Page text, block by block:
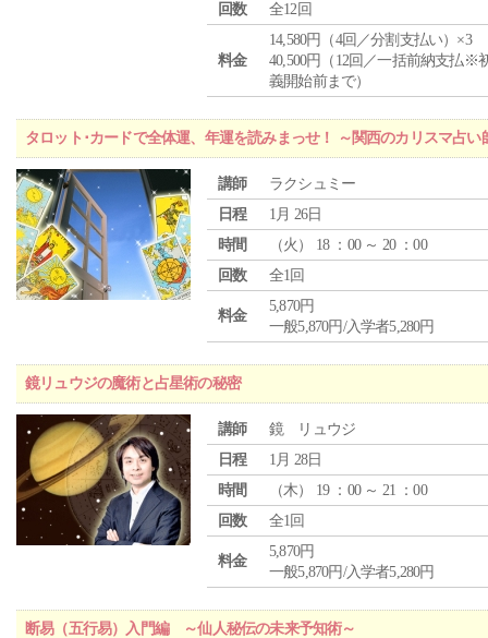
回数
全12回
料金
14,580円（4回／分割支払い）×3
40,500円（12回／一括前納支払※
義開始前まで）
タロット･カードで全体運、年運を読みまっせ！ ～関西のカリスマ占
講師
ラクシュミー
日程
1月 26日
時間
（火 ） 18 ：00 ～ 20 ：00
回数
全1回
料金
5,870円
一般5,870円/入学者5,280円
鏡リュウジの魔術と占星術の秘密
講師
鏡 リュウジ
日程
1月 28日
時間
（木） 19 ：00 ～ 21 ：00
回数
全1回
料金
5,870円
一般5,870円/入学者5,280円
断易（五行易）入門編 ～仙人秘伝の未来予知術～